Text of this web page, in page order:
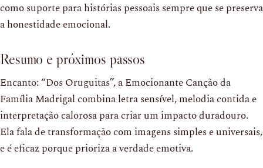
como suporte para histórias pessoais sempre que se preserva
a honestidade emocional.
Resumo e próximos passos
Encanto: “Dos Oruguitas”, a Emocionante Canção da
Família Madrigal combina letra sensível, melodia contida e
interpretação calorosa para criar um impacto duradouro.
Ela fala de transformação com imagens simples e universais,
e é eficaz porque prioriza a verdade emotiva.